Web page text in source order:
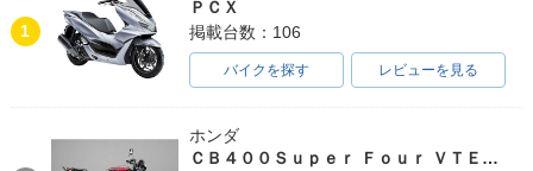
1
ＰＣＸ
掲載台数：106
バイクを探す レビューを見る
ホンダ
ＣＢ４００Ｓｕｐｅｒ Ｆｏｕｒ ＶＴＥＣ ＳＰＥＣ３